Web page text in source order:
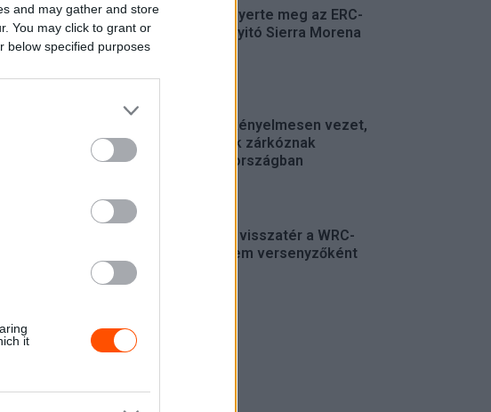
and may gather and store
You may click to grant or
below specified purposes
it
Suárez nyerte meg az ERC-
szezonnyitó Sierra Morena
Suárez kényelmesen vezet,
Németék zárkóznak
Spanyolországban
Munster visszatér a WRC-
be, de nem versenyzőként